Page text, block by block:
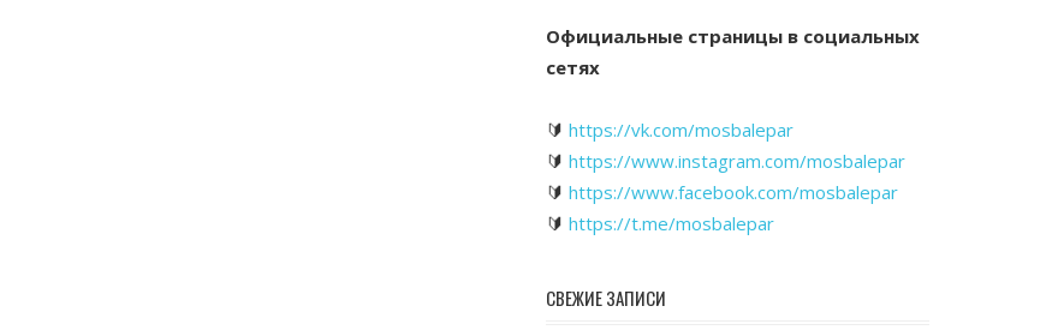
Официальные страницы в социальных
сетях
🔰 https://vk.com/mosbalepar
🔰 https://www.instagram.com/mosbalepar
🔰 https://www.facebook.com/mosbalepar
🔰 https://t.me/mosbalepar
СВЕЖИЕ ЗАПИСИ